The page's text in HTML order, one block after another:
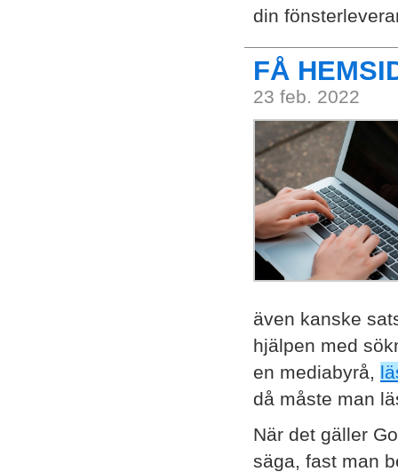
din
FÅ
23 feb. 2022
även kanske
hjälpen med
en mediabyrå,
då måste man
När det gäller
säga, fast man